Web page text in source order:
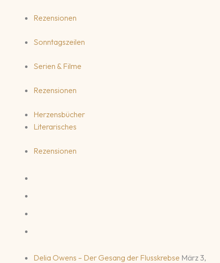
Rezensionen
Sonntagszeilen
Serien & Filme
Rezensionen
Herzensbücher
Literarisches
Rezensionen
Delia Owens – Der Gesang der Flusskrebse März 3,